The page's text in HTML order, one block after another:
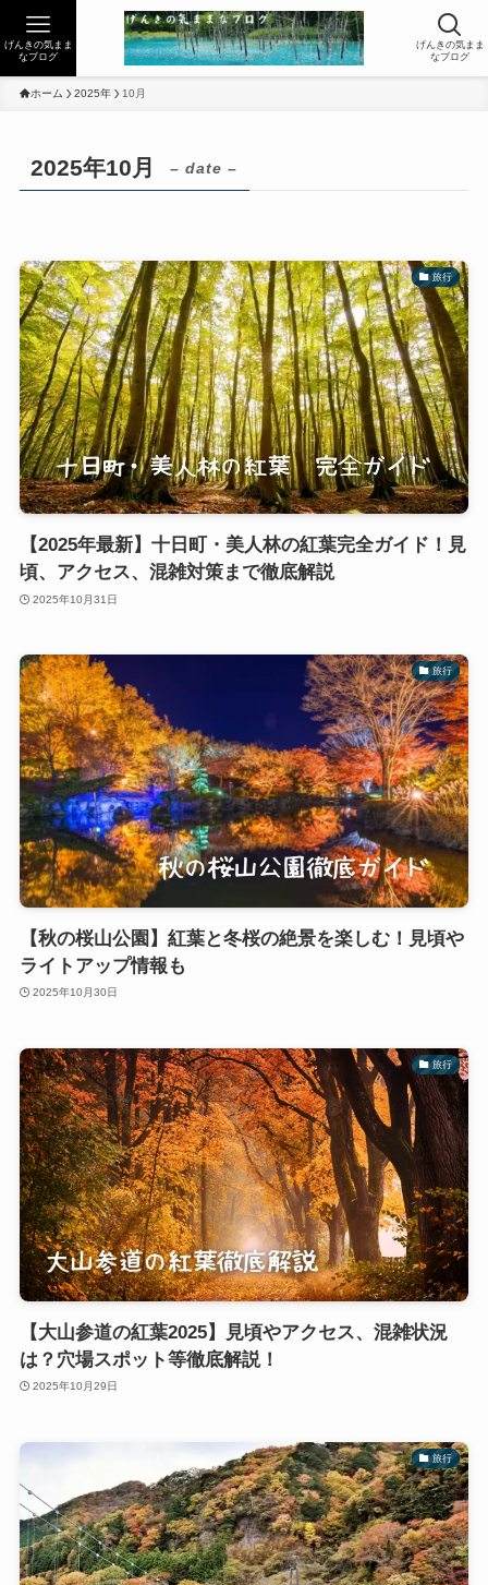
げんきの気まま
なブログ
げんきの気まま
なブログ
ホーム 2025年 10月
2025年10月 – date –
旅行
【2025年最新】十日町・美人林の紅葉完全ガイド！見
頃、アクセス、混雑対策まで徹底解説
2025年10月31日
旅行
【秋の桜山公園】紅葉と冬桜の絶景を楽しむ！見頃や
ライトアップ情報も
2025年10月30日
旅行
【大山参道の紅葉2025】見頃やアクセス、混雑状況
は？穴場スポット等徹底解説！
2025年10月29日
旅行